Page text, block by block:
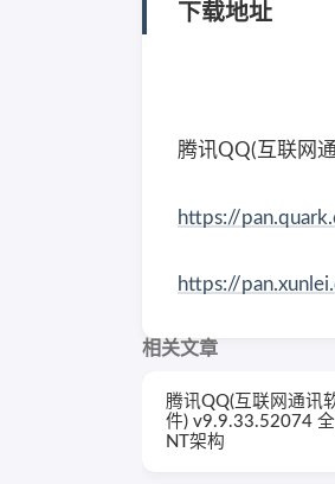
下载地址
腾讯QQ(互联网
https://
https://
相关文章
腾讯QQ(互联网通讯
件) v9.9.33.52074
NT架构